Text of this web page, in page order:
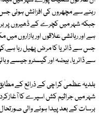
رہنے سے مچھروں کی افزائش ہوئی
جبکہ شہر میں کچرے کے ڈھیروں پر
ہے اور رہائشی علاقوں اور بازاروں
جس سے ڈائریا کا مرض پھیل رہا
سے ڈائریا، ہیضہ اور گیسٹرو جیسے
بلدیہ عظمیٰ کراچی کے ذرائع کے
شہر میں جراثیم کش اسپرے کا
برسات کے بعد پیدا ہونے والی